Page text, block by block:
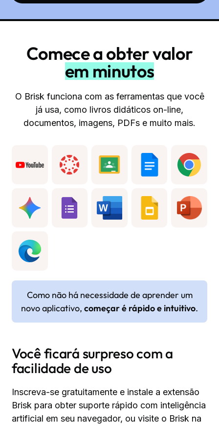
Comece a obter valor
em minutos
O Brisk funciona com as ferramentas que você
já usa, como livros didáticos on-line,
documentos, imagens, PDFs e muito mais.
Como não há necessidade de aprender um
novo aplicativo, começar é rápido e intuitivo.
Você ficará surpreso com a
facilidade de uso
Inscreva-se gratuitamente e instale a extensão
Brisk para obter suporte rápido com inteligência
artificial em seu navegador, ou visite o Brisk na